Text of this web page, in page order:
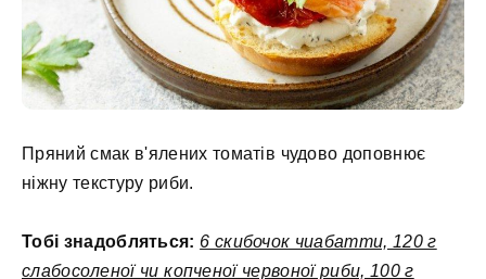
Пряний смак в'ялених томатів чудово доповнює
ніжну текстуру риби.
Тобі знадобляться: 6 скибочок чиабатти, 120 г
слабосоленої чи копченої червоної риби, 100 г